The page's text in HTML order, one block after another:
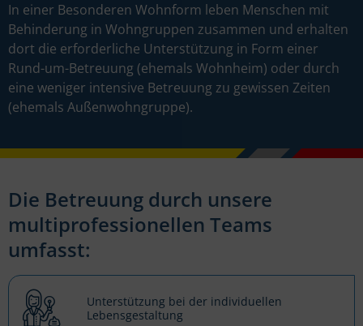
In einer Besonderen Wohnform leben Menschen mit
Behinderung in Wohngruppen zusammen und erhalten
dort die erforderliche Unterstützung in Form einer
Rund-um-Betreuung (ehemals Wohnheim) oder durch
eine weniger intensive Betreuung zu gewissen Zeiten
(ehemals Außenwohngruppe).
Die Betreuung durch unsere
multiprofessionellen Teams
umfasst:
Unterstützung bei der individuellen
Lebensgestaltung